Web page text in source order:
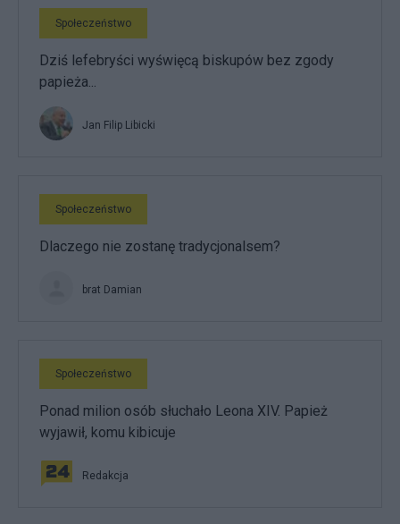
Społeczeństwo
Dziś lefebryści wyświęcą biskupów bez zgody
papieża...
Jan Filip Libicki
Społeczeństwo
Dlaczego nie zostanę tradycjonalsem?
brat Damian
Społeczeństwo
Ponad milion osób słuchało Leona XIV. Papież
wyjawił, komu kibicuje
Redakcja